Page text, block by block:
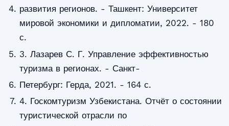
развития регионов. - Ташкент: Университет
мировой экономики и дипломатии, 2022. - 180
с.
3. Лазарев С. Г. Управление эффективностью
туризма в регионах. - Санкт-
Петербург: Герда, 2021. - 164 с.
4. Госкомтуризм Узбекистана. Отчёт о состоянии
туристической отрасли по